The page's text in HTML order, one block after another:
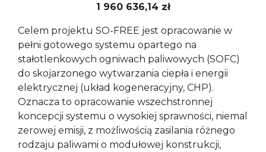
1 960 636,14 zł
Celem projektu SO-FREE jest opracowanie w
pełni gotowego systemu opartego na
stałotlenkowych ogniwach paliwowych (SOFC)
do skojarzonego wytwarzania ciepła i energii
elektrycznej (układ kogeneracyjny, CHP).
Oznacza to opracowanie wszechstronnej
koncepcji systemu o wysokiej sprawności, niemal
zerowej emisji, z możliwością zasilania różnego
rodzaju paliwami o modułowej konstrukcji,